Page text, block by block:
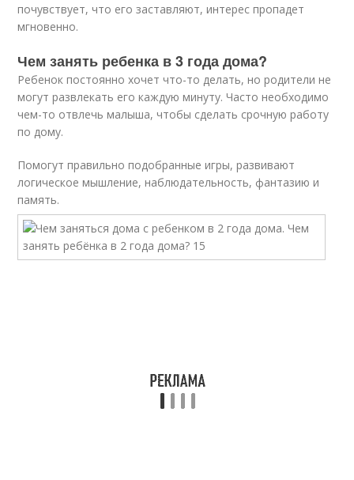
почувствует, что его заставляют, интерес пропадет
мгновенно.
Чем занять ребенка в 3 года дома?
Ребенок постоянно хочет что-то делать, но родители не
могут развлекать его каждую минуту. Часто необходимо
чем-то отвлечь малыша, чтобы сделать срочную работу
по дому.
Помогут правильно подобранные игры, развивают
логическое мышление, наблюдательность, фантазию и
память.